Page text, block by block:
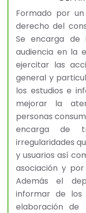
Formado por
derecho del
Se encarga de
audiencia en la
ejercitar las
general y
los estudios e
mejorar la
personas
encarga de
irregularidades
y usuarios así
asociación y
Además el
informar de
elaboración de